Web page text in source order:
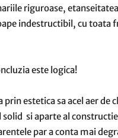
riguroase,
indestructibil, cu toata
este logica!
prin estetica sa acel aer de
si aparte al
par a conta mai